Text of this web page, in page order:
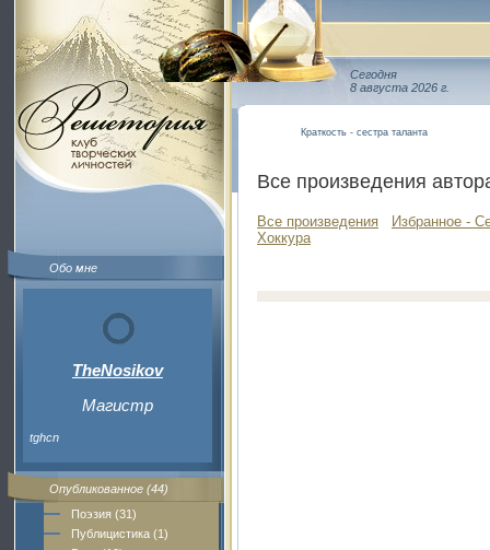
Обо мне
TheNosikov
Магистр
tghcn
Опубликованное (44)
Поэзия (31)
Публицистика (1)
Сегодня
8 августа 2026 г.
Краткость - сестра таланта
Все произведения
Все произведения
Избранное -
Хоккура